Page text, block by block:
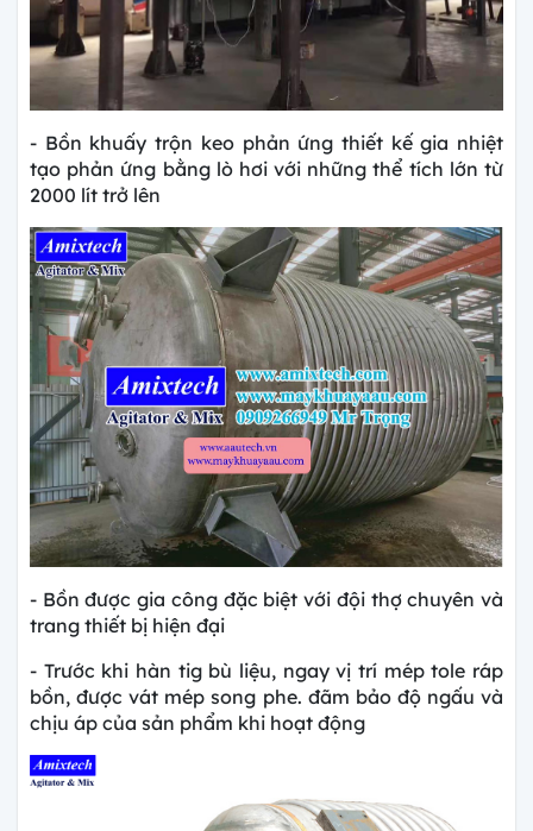
- Bồn khuấy trộn keo phản ứng thiết kế gia nhiệt
tạo phản ứng bằng lò hơi với những thể tích lớn từ
2000 lít trở lên
- Bồn được gia công đặc biệt với đội thợ chuyên và
trang thiết bị hiện đại
- Trước khi hàn tig bù liệu, ngay vị trí mép tole ráp
bồn, được vát mép song phe. đãm bảo độ ngấu và
chịu áp của sản phẩm khi hoạt động